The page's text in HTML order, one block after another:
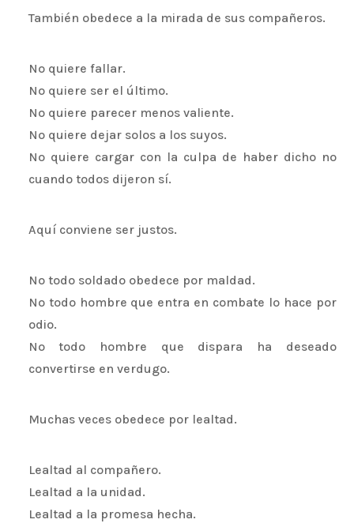
También obedece a la mirada de sus compañeros.
No quiere fallar.
No quiere ser el último.
No quiere parecer menos valiente.
No quiere dejar solos a los suyos.
No quiere cargar con la culpa de haber dicho no
cuando todos dijeron sí.
Aquí conviene ser justos.
No todo soldado obedece por maldad.
No todo hombre que entra en combate lo hace por
odio.
No todo hombre que dispara ha deseado
convertirse en verdugo.
Muchas veces obedece por lealtad.
Lealtad al compañero.
Lealtad a la unidad.
Lealtad a la promesa hecha.